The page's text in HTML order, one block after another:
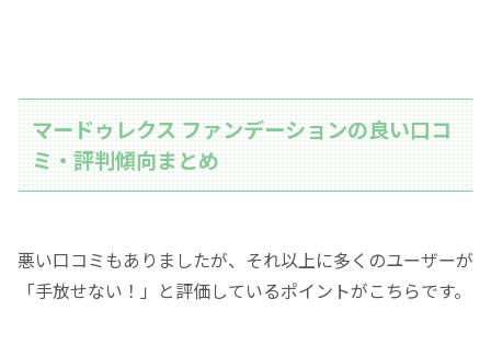
マードゥレクス ファンデーションの良い口コ
ミ・評判傾向まとめ
悪い口コミもありましたが、それ以上に多くのユーザーが
「手放せない！」と評価しているポイントがこちらです。